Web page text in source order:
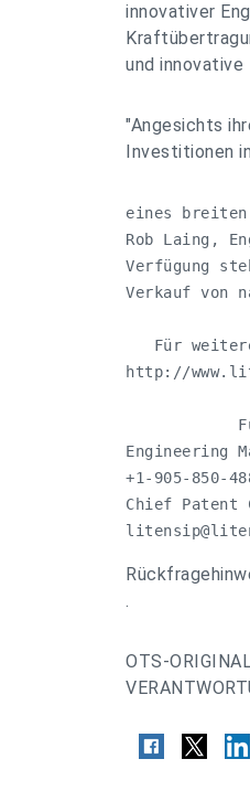
innovativer
und
"Angesichts
Investitionen
eines
Rob Laing,
Verfügung
Verkauf von
Für
http://
+1-905-
.
OTS-